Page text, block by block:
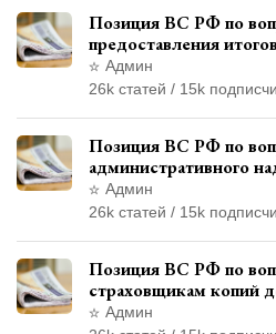
Позиция ВС РФ по
предоставления
кандидатом в
законодательством о
Админ
26k статей / 15k
Позиция ВС РФ по
административного
дополнительного
ограничения свободы
Админ
26k статей / 15k
Позиция ВС РФ по
страховщикам копий
административном
Админ